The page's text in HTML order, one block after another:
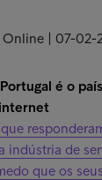
| 07-02-
é o
indústria de
que os